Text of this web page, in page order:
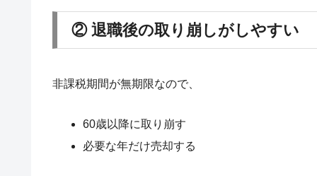
② 退職後の取り崩しがしやすい
非課税期間が無期限なので、
60歳以降に取り崩す
必要な年だけ売却する